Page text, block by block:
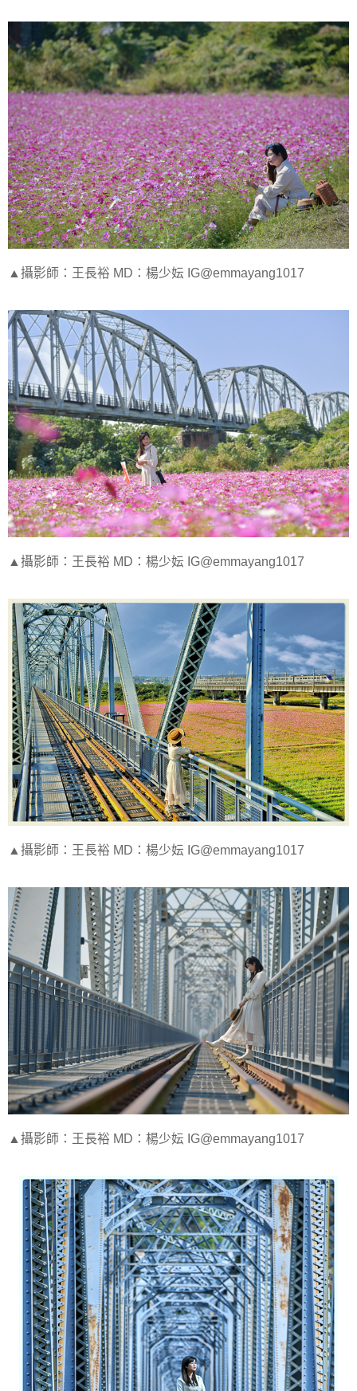
▲攝影師：王長裕 MD：楊少妘 IG@emmayang1017
▲攝影師：王長裕 MD：楊少妘 IG@emmayang1017
▲攝影師：王長裕 MD：楊少妘 IG@emmayang1017
▲攝影師：王長裕 MD：楊少妘 IG@emmayang1017